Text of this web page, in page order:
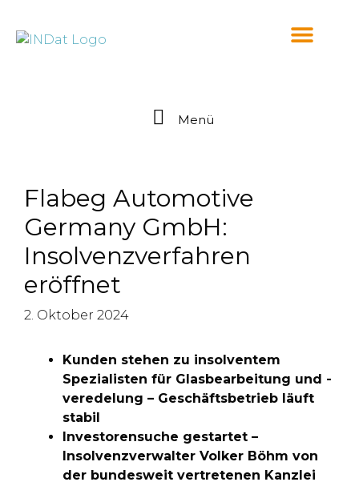
Menü
Flabeg Automotive
Germany GmbH:
Insolvenzverfahren
eröffnet
2. Oktober 2024
Kunden stehen zu insolventem
Spezialisten für Glasbearbeitung und -
veredelung – Geschäftsbetrieb läuft
stabil
Investorensuche gestartet –
Insolvenzverwalter Volker Böhm von
der bundesweit vertretenen Kanzlei